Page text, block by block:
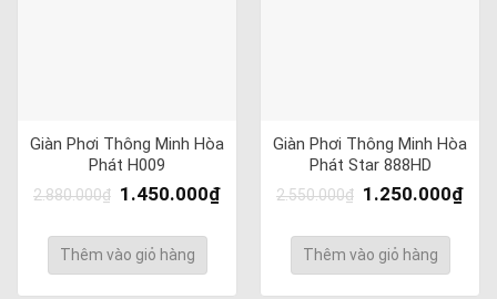
Giàn Phơi Thông Minh Hòa
Phát H009
2.880.000₫ 1.450.000₫
Thêm vào giỏ hàng
Giàn Phơi Thông Minh Hòa
Phát Star 888HD
2.550.000₫ 1.250.000₫
Thêm vào giỏ hàng